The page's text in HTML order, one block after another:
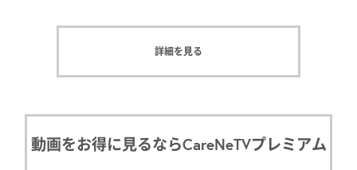
詳細を見る
動画をお得に見るならCareNeTVプレミアム